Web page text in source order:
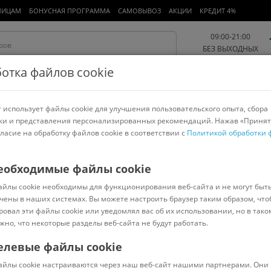
БОНУСНАЯ ПРОГРАММА САМОВЫВОЗ АКЦИИ КРЕДИТ 4%
09:00-21:00
БЕЗ ВЫХОДНЫХ
Работа и офис Авто и мото Детям и мамам Красота и
спорт
для экшен-камер > Zarrumi
Код: 5300348
файлов cookie
файлы cookie для улучшения пользовательского опыта, сбора
и представления персонализированных рекомендаций. Нажав
на обработку файлов cookie в соответствии с Политикой обработки
файлы cookie
cookie необходимы для функционирования веб-сайта и не могут
в наших системах. Вы можете настроить браузер таким образом,
эти файлы cookie или уведомлял вас об их использовании, но в
что некоторые разделы веб-сайта не будут работать.
файлы cookie
cookie настраиваются через наш веб-сайт нашими партнерами. Они